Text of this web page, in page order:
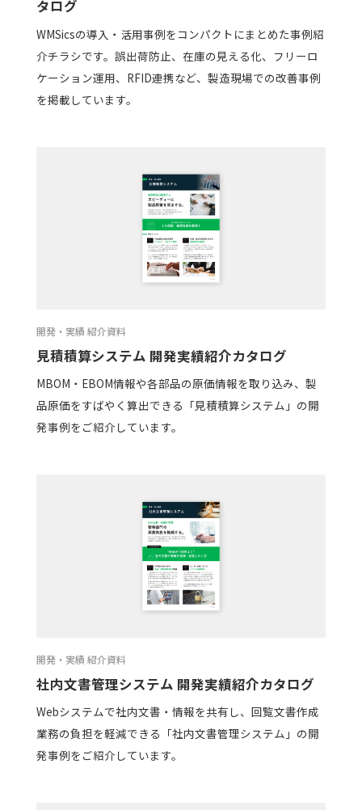
タログ
WMSicsの導入・活用事例をコンパクトにまとめた事例紹
介チラシです。誤出荷防止、在庫の見える化、フリーロ
ケーション運用、RFID連携など、製造現場での改善事例
を掲載しています。
開発・実績 紹介資料
見積積算システム 開発実績紹介カタログ
MBOM・EBOM情報や各部品の原価情報を取り込み、製
品原価をすばやく算出できる「見積積算システム」の開
発事例をご紹介しています。
開発・実績 紹介資料
社内文書管理システム 開発実績紹介カタログ
Webシステムで社内文書・情報を共有し、回覧文書作成
業務の負担を軽減できる「社内文書管理システム」の開
発事例をご紹介しています。